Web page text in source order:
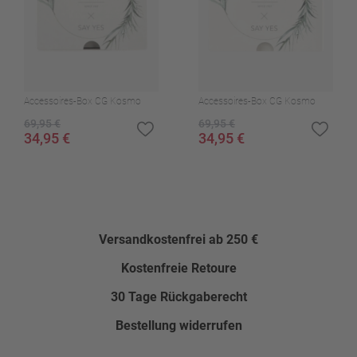
Accessoires-Box CG Kosmo
69,95 €
34,95 €
Accessoires-Box CG Kosmo
69,95 €
34,95 €
Versandkostenfrei ab 250 €
Kostenfreie Retoure
30 Tage Rückgaberecht
Bestellung widerrufen